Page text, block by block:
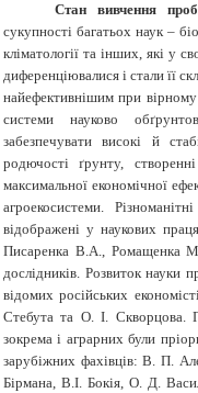
Стан вивчення
сукупності багатьох наук –
кліматології та інших, які у
диференціювалися і стали її
найефективнішим при
системи науково
забезпечувати високі й
родючості ґрунту,
максимальної економічної
агроекосистеми.
відображені у наукових
Писаренка В.А., Ромащенка
дослідників. Розвиток науки
відомих російських
Стебута та О. І. Скворцова.
зокрема і аграрних були
зарубіжних фахівців: В. П.
Бірмана, В.І. Бокія, О. Д.